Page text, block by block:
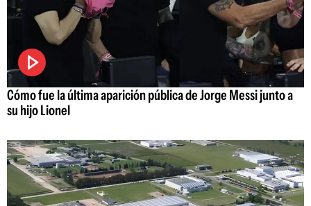
Cómo fue la última aparición pública de Jorge Messi junto a
su hijo Lionel